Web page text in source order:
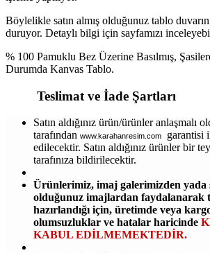
Böylelikle satın almış olduğunuz tablo
duruyor. Detaylı bilgi için sayfamızı
% 100 Pamuklu Bez Üzerine Basılmış,
Durumda Kanvas Tablo.
Teslimat ve İade Şartları
Satın aldığınız ürün/ürünler anlaşmalı
tarafından www.karahanresim.com
garantisi
edilecektir. Satın aldığınız ürünler bir
tarafınıza bildirilecektir.
Ürünlerimiz, imaj galerimizden yada
olduğunuz imajlardan faydalanarak
hazırlandığı için, üretimde veya
olumsuzluklar ve hatalar haricinde
KABUL EDİLMEMEKTEDİR.